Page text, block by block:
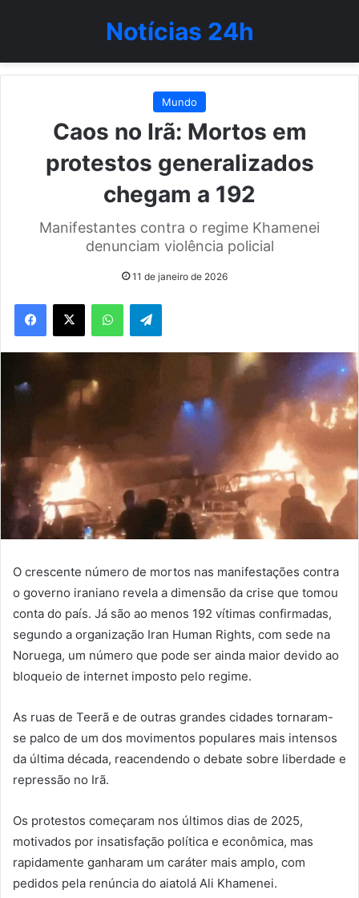
Notícias 24h
Mundo
Caos no Irã: Mortos em
protestos generalizados
chegam a 192
Manifestantes contra o regime Khamenei
denunciam violência policial
11 de janeiro de 2026
WhatsAppTelegram
O crescente número de mortos nas manifestações contra
o governo iraniano revela a dimensão da crise que tomou
conta do país. Já são ao menos 192 vítimas confirmadas,
segundo a organização Iran Human Rights, com sede na
Noruega, um número que pode ser ainda maior devido ao
bloqueio de internet imposto pelo regime.
As ruas de Teerã e de outras grandes cidades tornaram-
se palco de um dos movimentos populares mais intensos
da última década, reacendendo o debate sobre liberdade e
repressão no Irã.
Os protestos começaram nos últimos dias de 2025,
motivados por insatisfação política e econômica, mas
rapidamente ganharam um caráter mais amplo, com
pedidos pela renúncia do aiatolá Ali Khamenei.